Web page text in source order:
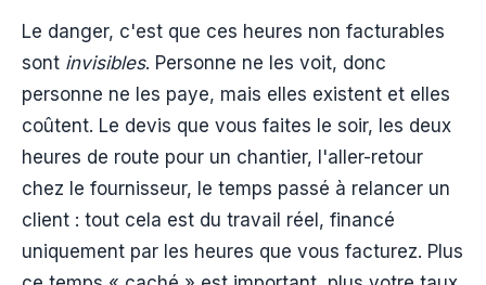
Le danger, c'est que ces heures non facturables
sont invisibles. Personne ne les voit, donc
personne ne les paye, mais elles existent et elles
coûtent. Le devis que vous faites le soir, les deux
heures de route pour un chantier, l'aller-retour
chez le fournisseur, le temps passé à relancer un
client : tout cela est du travail réel, financé
uniquement par les heures que vous facturez. Plus